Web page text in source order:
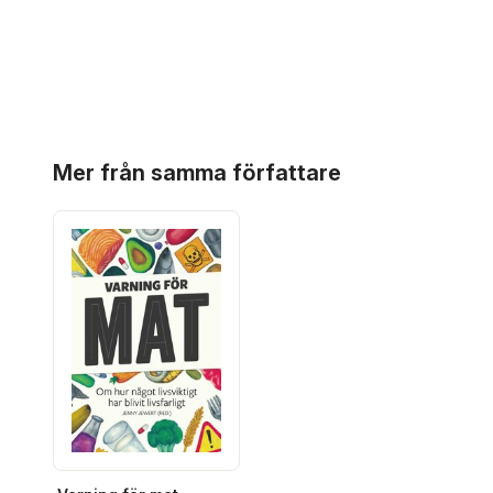
Mer från samma författare